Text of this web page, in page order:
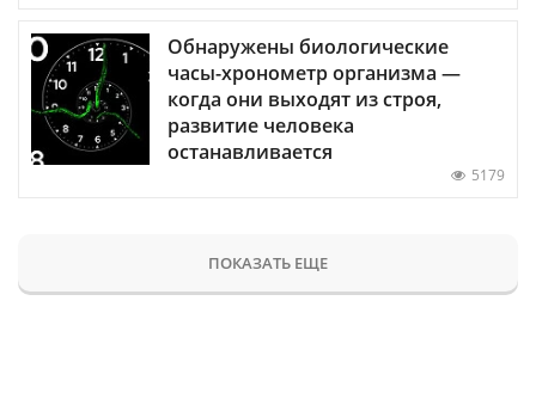
Обнаружены биологические
часы-хронометр организма —
когда они выходят из строя,
развитие человека
останавливается
5179
ПОКАЗАТЬ ЕЩЕ